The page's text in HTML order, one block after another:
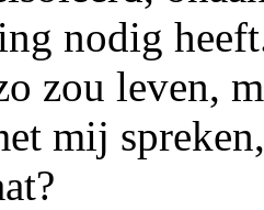
nodig
zou leven,
mij